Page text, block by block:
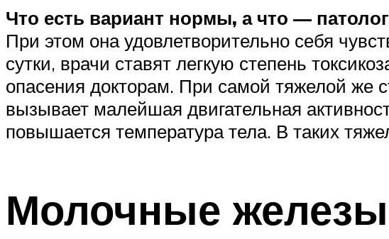
Что есть вариант нормы, а что —
При этом она удовлетворительно себя
сутки, врачи ставят легкую степень
опасения докторам. При самой тяжелой же
вызывает малейшая двигательная
повышается температура тела. В таких
Молочные железы